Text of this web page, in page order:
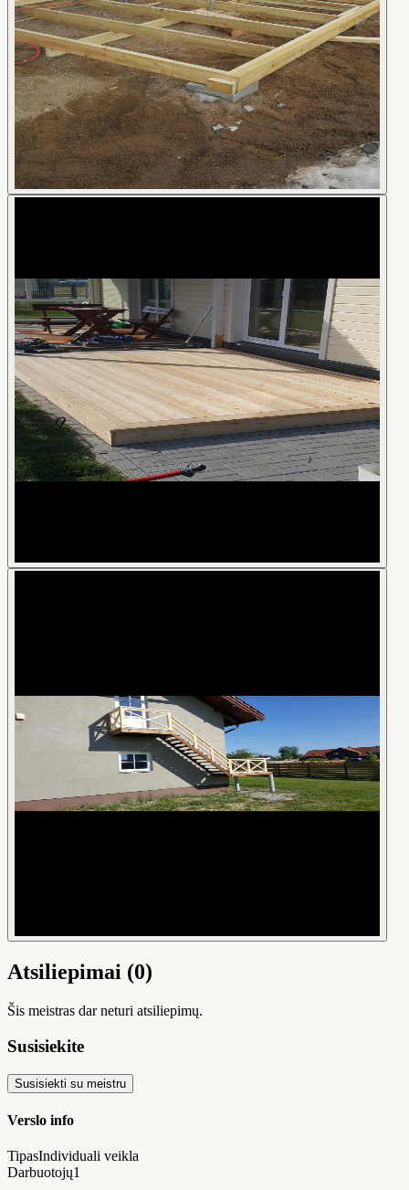
Atsiliepimai (0)
Šis meistras dar neturi atsiliepimų.
Susisiekite
Susisiekti su meistru
Verslo info
TipasIndividuali veikla
Darbuotojų1